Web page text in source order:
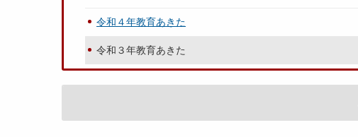
令和４年教育あきた
令和３年教育あきた